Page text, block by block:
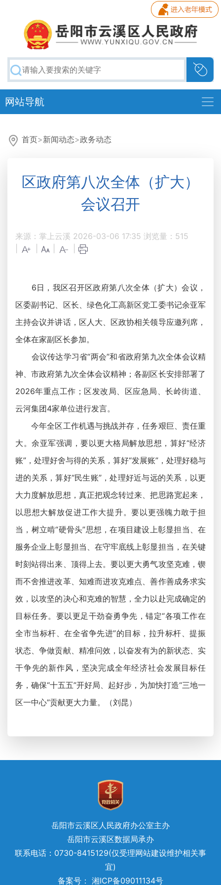
网站导航
首页>新闻动态>政务动态
区政府第八次全体（扩大）
会议召开
来源：掌上云溪 2026-03-06 17:35 浏览量： 515
6日，我区召开区政府第八次全体（扩大）会议，
区委副书记、区长、绿色化工高新区党工委书记余亚军
主持会议并讲话，区人大、区政协相关领导应邀列席，
全体在家副区长参加。
会议传达学习省“两会”和省政府第九次全体会议精
神、市政府第九次全体会议精神；各副区长安排部署了
2026年重点工作；区发改局、区应急局、长岭街道、
云河集团4家单位进行发言。
今年全区工作机遇与挑战并存，任务艰巨、责任重
大。余亚军强调，要以更大格局解放思想，算好“经济
账”，处理好舍与得的关系，算好“发展账”，处理好稳与
进的关系，算好“民生账”，处理好近与远的关系，以更
大力度解放思想，真正把观念转过来、把思路宽起来，
以思想大解放促进工作大提升。要以更强魄力敢于担
当，树立啃“硬骨头”思想，在项目建设上彰显担当、在
服务企业上彰显担当、在守牢底线上彰显担当，在关键
时刻站得出来、顶得上去。要以更大勇气攻坚克难，锲
而不舍推进改革、知难而进攻克难点、善作善成务求实
效，以攻坚的决心和克难的智慧，全力以赴完成确定的
目标任务。要以更足干劲奋勇争先，锚定“各项工作在
全市当标杆、在全省争先进”的目标，拉升标杆、提振
状态、争做贡献、精准问效，以奋发有为的新状态、实
干争先的新作风，坚决完成全年经济社会发展目标任
务，确保“十五五”开好局、起好步，为加快打造“三地一
区一中心”贡献更大力量。（刘昆）
岳阳市云溪区人民政府办公室主办
岳阳市云溪区数据局承办
联系电话：0730-8415129(仅受理网站建设维护相关事
宜)
备案号： 湘ICP备09011134号